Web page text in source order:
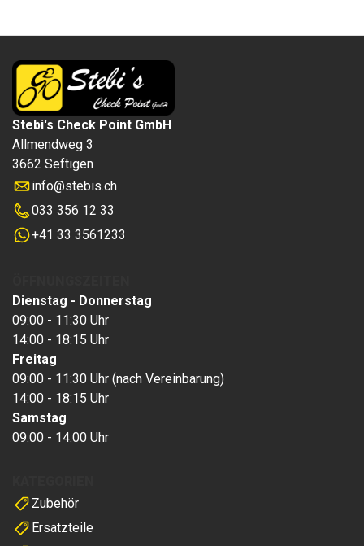
Stebi's Check Point GmbH
Allmendweg 3
3662 Seftigen
info@stebis.ch
033 356 12 33
+41 33 3561233
Zubehör
Ersatzteile
Dienstag - Donnerstag
09:00 - 11:30 Uhr
14:00 - 18:15 Uhr
Freitag
09:00 - 11:30 Uhr (nach Vereinbarung)
14:00 - 18:15 Uhr
Samstag
09:00 - 14:00 Uhr